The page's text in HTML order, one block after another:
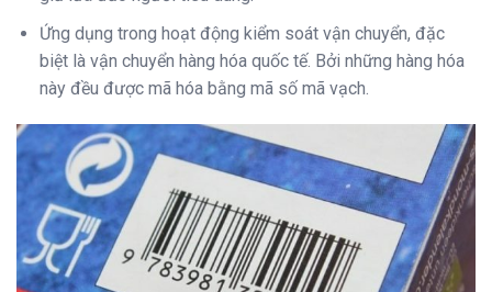
Ứng dụng trong hoạt động kiểm soát vận chuyển, đặc
biệt là vận chuyển hàng hóa quốc tế. Bởi những hàng hóa
này đều được mã hóa bằng mã số mã vạch.